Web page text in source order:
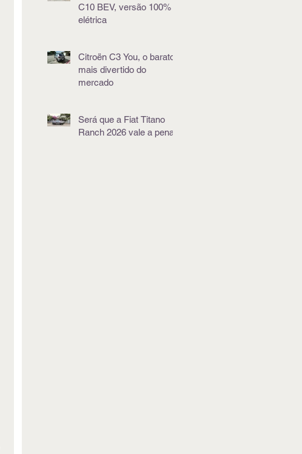
C10 BEV, versão 100%
elétrica
Citroën C3 You, o barato
mais divertido do
mercado
Será que a Fiat Titano
Ranch 2026 vale a pena?